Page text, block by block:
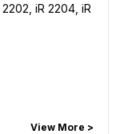
2202 iR 2204 iR
View More >